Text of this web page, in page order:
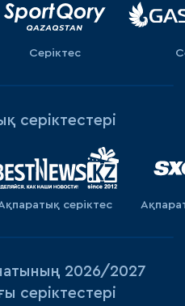
Серіктес
серіктестері
серiктес
2026/2027
серіктестері